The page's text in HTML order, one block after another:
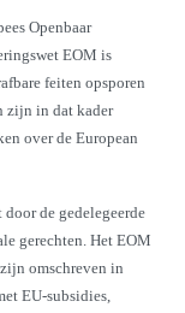
Openbaar
EOM is
feiten opsporen
zijn in dat kader
over de European
de gedelegeerde
gerechten. Het EOM
omschreven in
EU-subsidies,